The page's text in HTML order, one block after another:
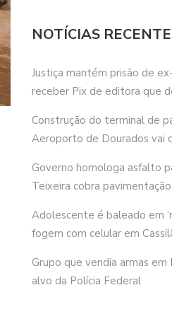
NOTÍCIAS
Justiça mantém prisão de
receber Pix de editora que
Construção do terminal de
Aeroporto de Dourados vai
Governo homologa asfalto
Teixeira cobra
Adolescente é baleado em
fogem com celular em
Grupo que vendia armas
alvo da Polícia Federal